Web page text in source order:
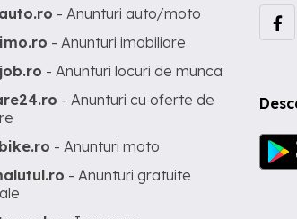
- Anunturi auto/moto
- Anunturi imobiliare
- Anunturi locuri de munca
- Anunturi cu oferte de
- Anunturi moto
- Anunturi gratuite